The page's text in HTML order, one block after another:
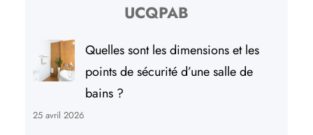
UCQPAB
Quelles sont les dimensions et les
points de sécurité d’une salle de
bains ?
25 avril 2026